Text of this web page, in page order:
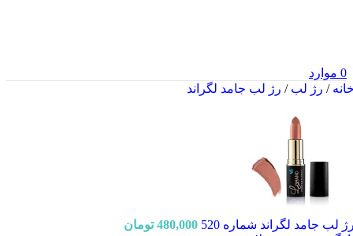
0 موارد
/ رژ لب/ رژ لب جامد لگراند
لب جامد لگراند شماره 520 480,000 تومان